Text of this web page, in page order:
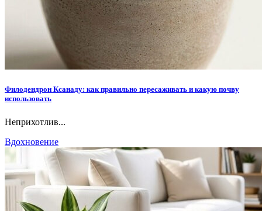
Филодендрон Ксанаду: как правильно пересаживать и какую почву
использовать
Неприхотлив...
Вдохновение